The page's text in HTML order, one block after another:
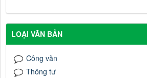
LOẠI VĂN BẢN
Công văn
Thông tư